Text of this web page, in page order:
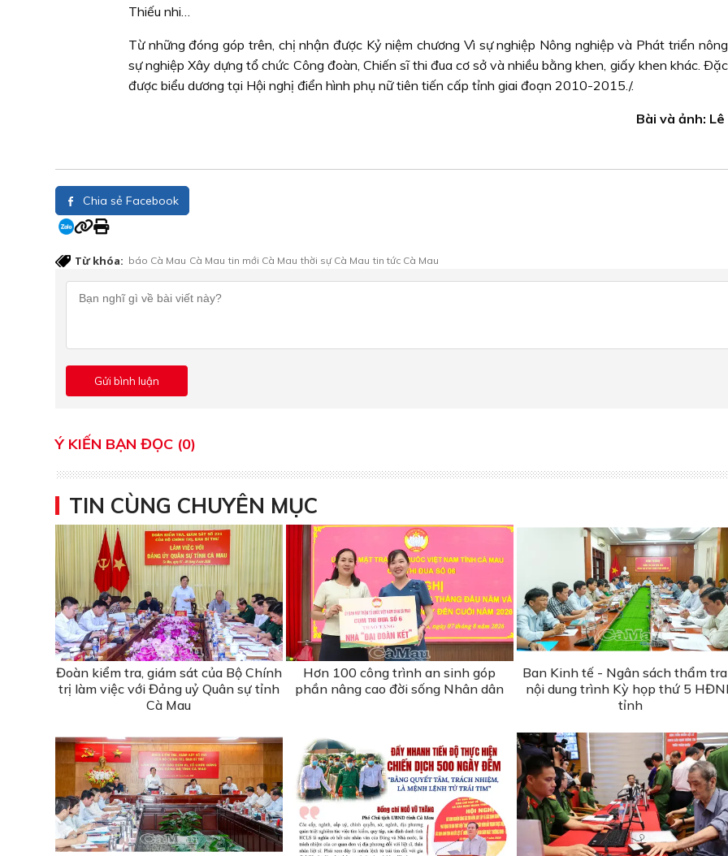
Thiếu nhi…
Từ những đóng góp trên, chị nhận được Kỷ niệm chương Vì sự nghiệp Nông nghiệp và Phát triển
sự nghiệp Xây dựng tổ chức Công đoàn, Chiến sĩ thi đua cơ sở và nhiều bằng khen, giấy khen khác.
được biểu dương tại Hội nghị điển hình phụ nữ tiên tiến cấp tỉnh giai đoạn 2010-2015./.
Bài và ảnh:
Chia sẻ Facebook
Từ khóa: báo Cà Mau Cà Mau tin mới Cà Mau thời sự Cà Mau tin tức Cà Mau
Ý KIẾN BẠN ĐỌC (0)
TIN CÙNG CHUYÊN MỤC
Đoàn kiểm tra, giám sát của Bộ Chính
trị làm việc với Đảng uỷ Quân sự tỉnh
Cà Mau
Hơn 100 công trình an sinh góp
phần nâng cao đời sống Nhân dân
Ban Kinh tế - Ngân sách thẩm
nội dung trình Kỳ họp thứ 5
tỉnh